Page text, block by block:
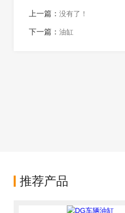
上一篇：没有了！
下一篇：油缸
推荐产品